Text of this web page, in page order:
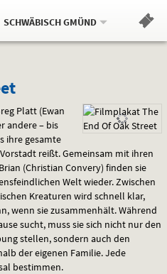
SCHWÄBISCH GMÜND.
Weitere
Platt (Ewan
andere – bis
ihre gesamte
reißt. Gemeinsam mit ihren
(Christian Convery) finden sie
Welt wieder. Zwischen
Kreaturen wird schnell klar,
wenn sie zusammenhält. Während
sucht, muss sie sich nicht nur den
stellen, sondern auch den
der eigenen Familie. Jede
bestimmen.